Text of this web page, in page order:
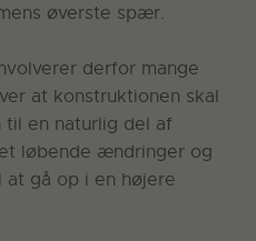
øverste spær.
derfor mange
at konstruktionen skal
en naturlig del af
løbende ændringer og
gå op i en højere